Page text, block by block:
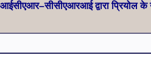
आईसीएआर–सीसीएआरआई द्वारा प्रियोल